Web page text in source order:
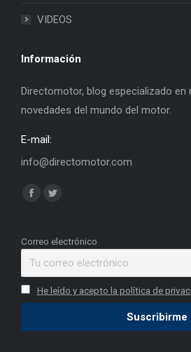
VIDEOS
Información
Directomotor, blog especializado en
novedades del mundo del motor.
E-mail:
info@directomotor.com
Find us on:
Facebook
opens
window
Twitter
opens
window
Correo electrónico
He leído y acepto la política de